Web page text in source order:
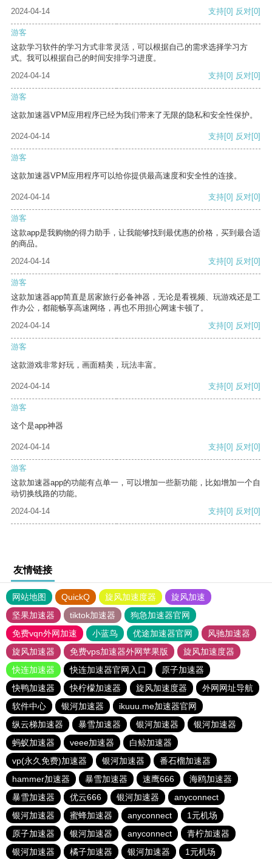
2024-04-14 支持[0] 反对[0]
游客
这款学习软件的学习方式非常灵活，可以根据自己的需求选择学习方
式。我可以根据自己的时间安排学习进度。
2024-04-14
支持[0] 反对[0]
游客
这款加速器VPM应用程序已经为我们带来了无限的隐私和安全性保护。
2024-04-14 支持[0] 反对[0]
游客
这款加速器VPM应用程序可以给你提供最高速度和安全性的连接。
2024-04-14 支持[0] 反对[0]
游客
这款app是我购物的得力助手，让我能够找到最优惠的价格，买到最合适
的商品。
2024-04-14
支持[0] 反对[0]
游客
这款加速器app简直是居家旅行必备神器，无论是看视频、玩游戏还是工
作办公，都能畅享高速网络，再也不用担心网速卡顿了。
2024-04-14
支持[0] 反对[0]
游客
这款游戏非常好玩，画面精美，玩法丰富。
2024-04-14 支持[0] 反对[0]
游客
这个是app神器
2024-04-14 支持[0] 反对[0]
游客
这款加速器app的功能有点单一，可以增加一些新功能，比如增加一个自
动切换线路的功能。
2024-04-14
支持[0] 反对[0]
友情链接
网站地图 QuickQ 旋风加速度器
旋风加速
坚果加速器
tiktok加速器
狗急加速器官网
免费vqn外网加速
小蓝鸟 优途加速器官网
风驰加速器
旋风加速器
免费vps加速器外网苹果版
旋风加速度器
快连加速器
快连加速器官网入口
原子加速器
快鸭加速器
快柠檬加速器 旋风加速度器
外网网址导航
软件中心
银河加速器
ikuuu.me加速器官网
纵云梯加速器
暴雪加速器 银河加速器
银河加速器
蚂蚁加速器
veee加速器
白鲸加速器
vp(永久免费)加速器
银河加速器
番石榴加速器
hammer加速器
暴雪加速器 速鹰666
海鸥加速器
暴雪加速器
优云666 银河加速器
anyconnect
银河加速器
蜜蜂加速器 anyconnect
1元机场
原子加速器
银河加速器 anyconnect
青柠加速器
银河加速器
橘子加速器 银河加速器 1元机场